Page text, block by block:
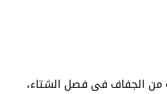
من الجفاف فى فصل الشتاء،